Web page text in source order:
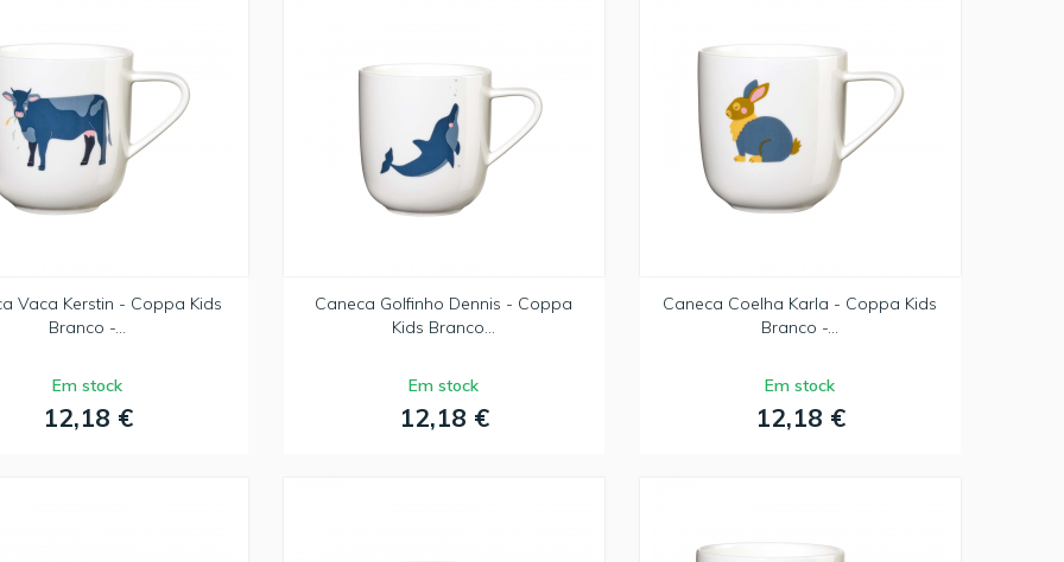
Vaca Kerstin - Coppa Kids
Branco -...
Em stock
12,18 €
Caneca Golfinho Dennis - Coppa
Kids Branco...
Em stock
12,18 €
Caneca Coelha Karla - Coppa Kids
Branco -...
Em stock
12,18 €